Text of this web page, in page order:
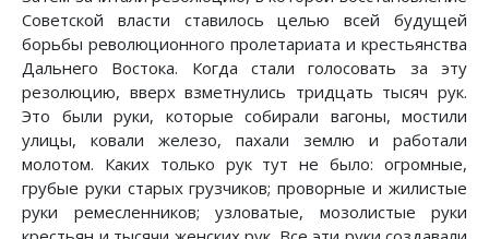
Советской власти ставилось целью всей будущей
борьбы революционного пролетариата и крестьянства
Дальнего Востока. Когда стали голосовать за эту
резолюцию, вверх взметнулись тридцать тысяч рук.
Это были руки, которые собирали вагоны, мостили
улицы, ковали железо, пахали землю и работали
молотом. Каких только рук тут не было: огромные,
грубые руки старых грузчиков; проворные и жилистые
руки ремесленников; узловатые, мозолистые руки